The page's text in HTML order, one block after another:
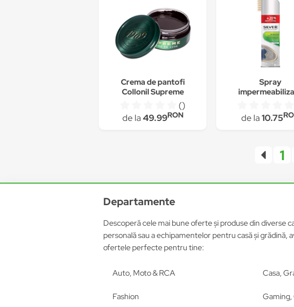
Crema de pantofi
Collonil Supreme
Creme de Luxe, 100
ml, burgundy
()
de la49.99RON
Spray
imbracaminte,
300 ml
de la10.75
1
Departamente
Descoperă cele mai bune oferte și produse din diverse
personală sau a echipamentelor pentru casă și
ofertele perfecte pentru tine:
Auto, Moto & RCA Casa,
Fashion Gaming,